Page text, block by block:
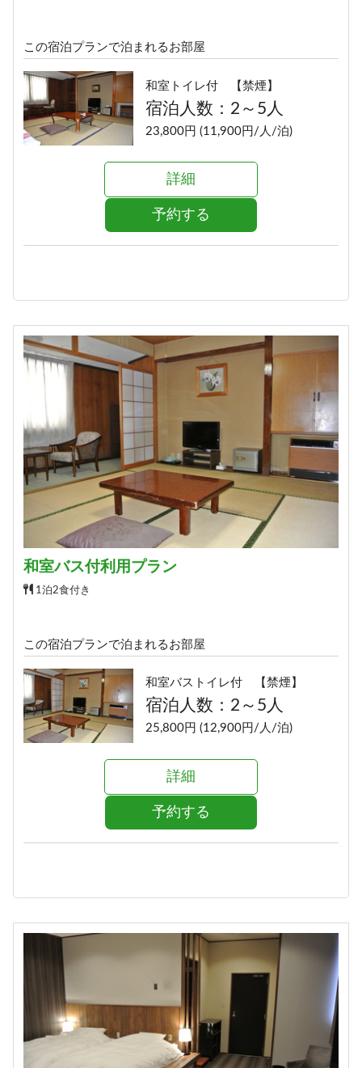
この宿泊プランで泊まれるお部屋
和室トイレ付 【禁煙】
宿泊人数：2～5人
23,800円 (11,900円/人/泊)
詳細
予約する
和室バス付利用プラン
1泊2食付き
この宿泊プランで泊まれるお部屋
和室バストイレ付 【禁煙】
宿泊人数：2～5人
25,800円 (12,900円/人/泊)
詳細
予約する